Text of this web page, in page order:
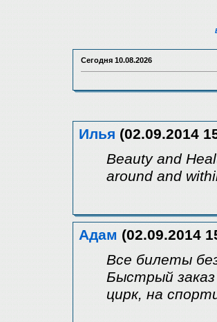
Сегодня 10.08.2026
Илья (02.09.2014
Beauty and
around and
Адам (02.09.2014
Все билеты
Быстрый
цирк, на